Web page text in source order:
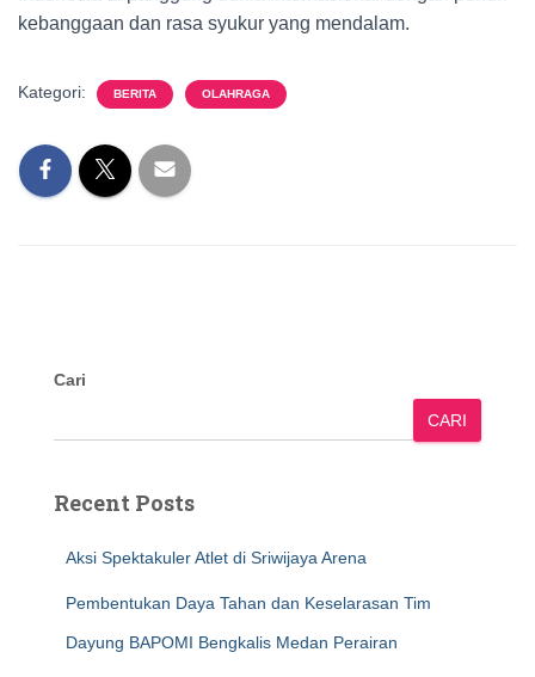
kebanggaan dan rasa syukur yang mendalam.
Kategori: BERITA OLAHRAGA
Cari
CARI
Recent Posts
Aksi Spektakuler Atlet di Sriwijaya Arena
Pembentukan Daya Tahan dan Keselarasan Tim
Dayung BAPOMI Bengkalis Medan Perairan